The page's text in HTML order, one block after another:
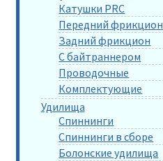
Катушки PRC
Передний фрикцион
Задний фрикцион
С байтраннером
Проводочные
Комплектующие
Удилища
Спиннинги
Спиннинги в сборе
Болонские удилища